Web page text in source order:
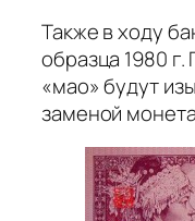
Также в ходу
образца 1980
«мао» будут
заменой